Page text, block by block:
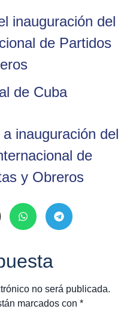
inauguración del
de Partidos
de Cuba
inauguración del
de
y Obreros
no será publicada.
marcados con *